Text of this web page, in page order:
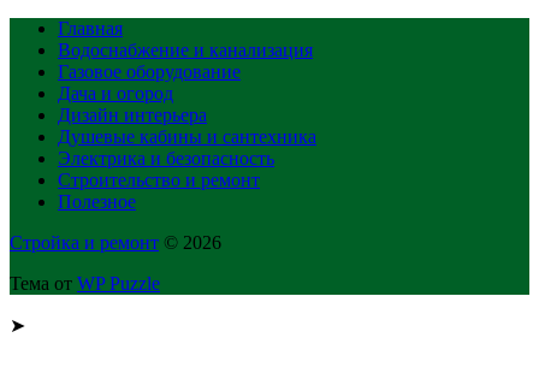
Главная
Водоснабжение и канализация
Газовое оборудование
Дача и огород
Дизайн интерьера
Душевые кабины и сантехника
Электрика и безопасность
Строительство и ремонт
Полезное
Стройка и ремонт © 2026
Тема от WP Puzzle
➤